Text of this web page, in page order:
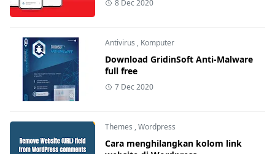
8 Dec 2020
Antivirus , Komputer
Download GridinSoft Anti-Malware
full free
7 Dec 2020
Themes ,Wordpress
Cara menghilangkan kolom link